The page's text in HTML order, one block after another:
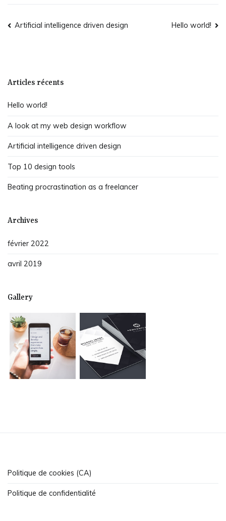
Navigation
Artificial intelligence driven design Hello world!
Articles récents
Hello world!
A look at my web design workflow
Artificial intelligence driven design
Top 10 design tools
Beating procrastination as a freelancer
Archives
février 2022
avril 2019
Gallery
Politique de cookies (CA)
Politique de confidentialité